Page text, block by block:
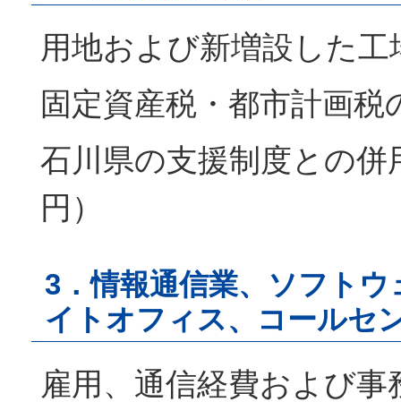
用地および新増設した
固定資産税・都市計画税
石川県の支援制度との併
円）
3．情報通信業、ソフト
イトオフィス、コールセ
雇用、通信経費および事